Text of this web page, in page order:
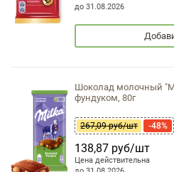
до 31.08.2026
Шоколад молочный
фундуком, 80г
267,09 руб/шт -48%
138,87 руб/шт
Цена действительна